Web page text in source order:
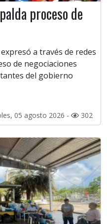
proceso de
a través de redes
de negociaciones
del gobierno
05 agosto 2026 - 302